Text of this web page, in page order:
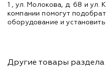
1 , ул. Молокова, д. 68 и ул.
компании помогут
оборудование и
Другие товары раздела